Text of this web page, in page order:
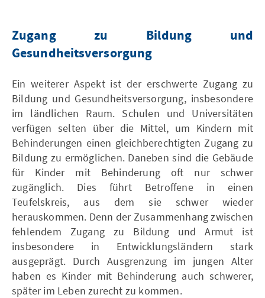
Zugang zu Bildung und
Gesundheitsversorgung
Ein weiterer Aspekt ist der erschwerte Zugang zu
Bildung und Gesundheitsversorgung, insbesondere
im ländlichen Raum. Schulen und Universitäten
verfügen selten über die Mittel, um Kindern mit
Behinderungen einen gleichberechtigten Zugang zu
Bildung zu ermöglichen. Daneben sind die Gebäude
für Kinder mit Behinderung oft nur schwer
zugänglich. Dies führt Betroffene in einen
Teufelskreis, aus dem sie schwer wieder
herauskommen. Denn der Zusammenhang zwischen
fehlendem Zugang zu Bildung und Armut ist
insbesondere in Entwicklungsländern stark
ausgeprägt. Durch Ausgrenzung im jungen Alter
haben es Kinder mit Behinderung auch schwerer,
später im Leben zurecht zu kommen.